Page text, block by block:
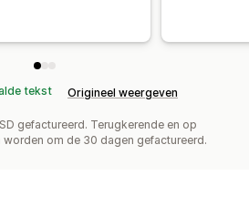
tekst Origineel weergeven
gefactureerd. Terugkerende en op
om de 30 dagen gefactureerd.